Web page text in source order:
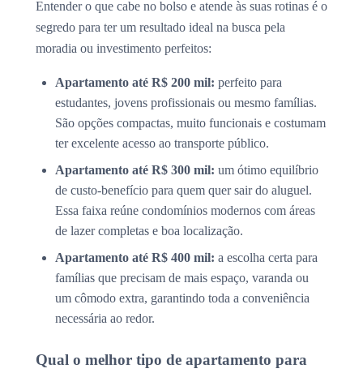
Entender o que cabe no bolso e atende às suas rotinas é o
segredo para ter um resultado ideal na busca pela
moradia ou investimento perfeitos:
Apartamento até R$ 200 mil: perfeito para
estudantes, jovens profissionais ou mesmo famílias.
São opções compactas, muito funcionais e costumam
ter excelente acesso ao transporte público.
Apartamento até R$ 300 mil: um ótimo equilíbrio
de custo-benefício para quem quer sair do aluguel.
Essa faixa reúne condomínios modernos com áreas
de lazer completas e boa localização.
Apartamento até R$ 400 mil: a escolha certa para
famílias que precisam de mais espaço, varanda ou
um cômodo extra, garantindo toda a conveniência
necessária ao redor.
Qual o melhor tipo de apartamento para